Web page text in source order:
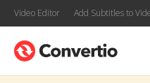
Video Editor Add Subtitles to